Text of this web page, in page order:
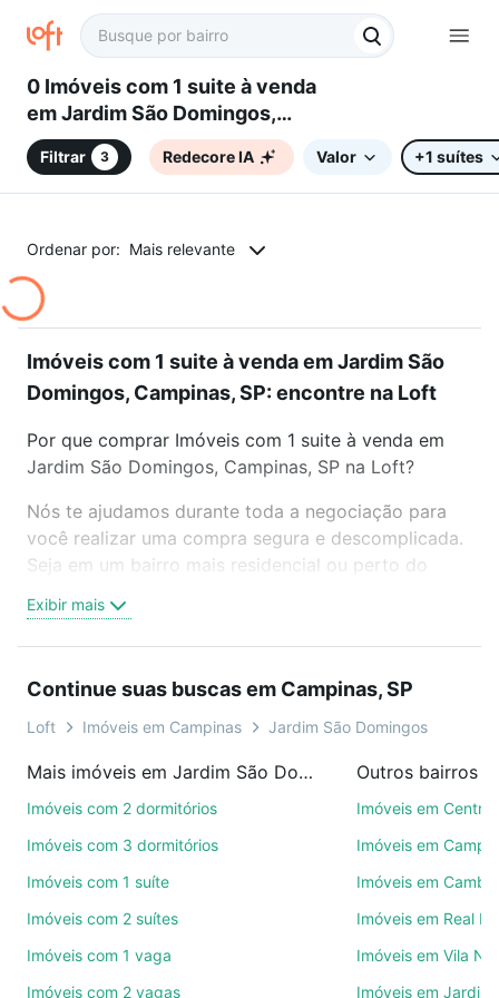
0 Imóveis com 1 suite à venda
em Jardim São Domingos,
Campinas, SP
Filtrar 3 Redecore IA Valor +1 suítes
Ordenar por: Mais relevante
Imóveis com 1 suite à venda em Jardim São
Domingos, Campinas, SP: encontre na Loft
Por que comprar Imóveis com 1 suite à venda em
Jardim São Domingos, Campinas, SP na Loft?
Nós te ajudamos durante toda a negociação para
você realizar uma compra segura e descomplicada.
Seja em um bairro mais residencial ou perto do
oferta ideal de Imóveis com 1 suite à venda em
Jardim São Domingos, Campinas, SP para
ou por videochamada, é grátis, sem compromisso e
você ainda conta com mais de 46 mil corretores e
de imóveis.
ruas, bairros e até condomínios favoritos. Você
também pode usar os filtros como quantidade de
quartos, suítes, com ou sem vaga de garagem para
Exibir mais
Continue suas buscas em Campinas, SP
Loft Imóveis em Campinas Jardim São Domingos
Mais imóveis em Jardim São Domingos
Imóveis com 2 dormitórios
Imóveis com 3 dormitórios
Imóveis com 1 suíte
Imóveis com 2 suítes
Imóveis com 1 vaga
Imóveis com 2 vagas
Outros bairros
Imóveis em Centro
Imóveis em
Imóveis em Cambuí
Imóveis em Real
Imóveis em Vila
Imóveis em Jardim